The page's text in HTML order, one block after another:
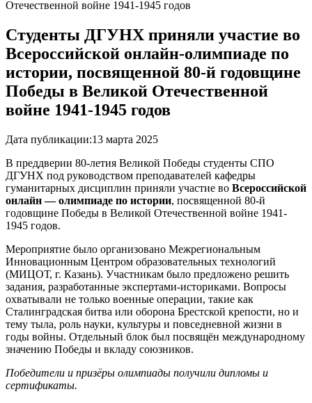
Отечественной войне 1941-1945 годов
Студенты ДГУНХ приняли участие во
Всероссийской онлайн-олимпиаде по
истории, посвященной 80-й годовщине
Победы в Великой Отечественной
войне 1941-1945 годов
Дата публикации:13 марта 2025
В преддверии 80-летия Великой Победы студенты СПО
ДГУНХ под руководством преподавателей кафедры
гуманитарных дисциплин приняли участие во Всероссийской
онлайн — олимпиаде по истории, посвященной 80-й
годовщине Победы в Великой Отечественной войне 1941-
1945 годов.
Мероприятие было организовано Межрегиональным
Инновационным Центром образовательных технологий
(МИЦОТ, г. Казань). Участникам было предложено решить
задания, разработанные экспертами-историками. Вопросы
охватывали не только военные операции, такие как
Сталинградская битва или оборона Брестской крепости, но и
тему тыла, роль науки, культуры и повседневной жизни в
годы войны. Отдельный блок был посвящён международному
значению Победы и вкладу союзников.
Победители и призёры олимпиады получили дипломы и
сертификаты.